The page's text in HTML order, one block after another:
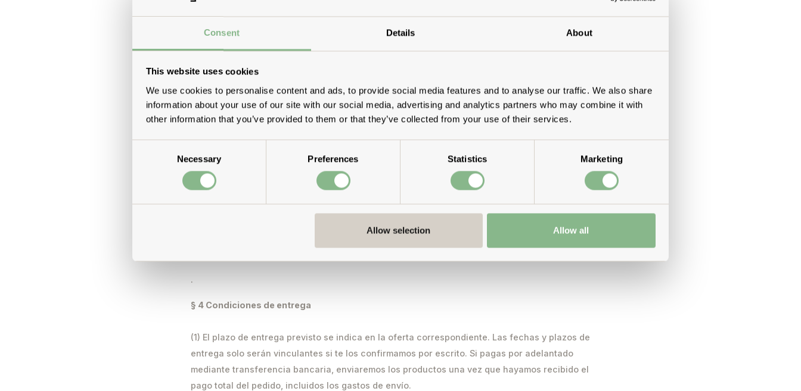
Consent Details About
This website uses cookies
We use cookies to personalise content and ads, to provide social media features and to analyse our traffic. We also share
information about your use of our site with our social media, advertising and analytics partners who may combine it with
other information that you’ve provided to them or that they’ve collected from your use of their services.
Necessary Preferences Statistics Marketing
Allow selection Allow all
§ 3 Precios, condiciones de pago y gastos de envío
(2) Los gastos de envío no están incluidos en el precio de compra; se cobran por separado, a
menos que se haya indicado envío gratuito. Puedes ver más información en el botón
correspondiente de nuestro sitio web o en la oferta específica.
(3) Tienes disponibles las opciones de pago que se indican en el botón correspondiente de
nuestro sitio web o en la oferta. A menos que se especifique otro plazo para un método de pago
aplicar descuentos si se indica expresamente en la oferta o en la factura.
.
§ 4 Condiciones de entrega
(1) El plazo de entrega previsto se indica en la oferta correspondiente. Las fechas y plazos de
entrega solo serán vinculantes si te los confirmamos por escrito. Si pagas por adelantado
mediante transferencia bancaria, enviaremos los productos una vez que hayamos recibido el
pago total del pedido, incluidos los gastos de envío.